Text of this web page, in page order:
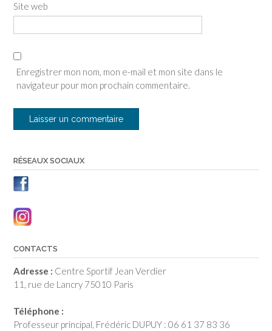
Site web
Enregistrer mon nom, mon e-mail et mon site dans le
navigateur pour mon prochain commentaire.
RÉSEAUX SOCIAUX
CONTACTS
Adresse : Centre Sportif Jean Verdier
11, rue de Lancry 75010 Paris
Téléphone :
Professeur principal, Frédéric DUPUY : 06 61 37 83 36